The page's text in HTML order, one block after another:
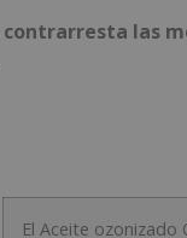
contrarresta las
El Aceite